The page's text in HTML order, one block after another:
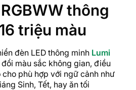
thông
triệu màu
đèn LED thông minh Lumi
màu sắc không gian, điều
phù hợp với ngữ cảnh như
Sinh, Tết, hay ăn tối